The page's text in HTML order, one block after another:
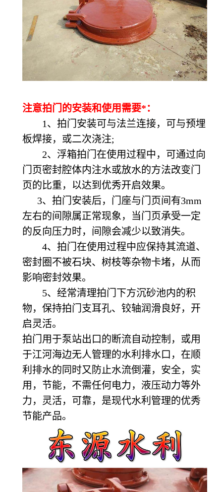
注意拍门的安装和使用需要*：
1、拍门安装可与法兰连接，可与预埋
板焊接，或二次浇注;
2、浮箱拍门在使用过程中，可通过向
门页密封腔体内注水或放水的方法改变门
页的比重，以达到优秀开启效果。
3、拍门安装后，门座与门页间有3mm
左右的间隙属正常现象，当门页承受一定
的反向压力时，间隙会减少以致消失。
4、拍门在使用过程中应保持其流道、
密封圈不被石块、树枝等杂物卡堵，从而
影响密封效果。
5、经常清理拍门下方沉砂池内的积
物，保持拍门支耳孔、铰轴润滑良好，开
启灵活。
拍门用于泵站出口的断流自动控制，或用
于江河海边无人管理的水利排水口，在顺
利排水的同时又防止水流倒灌，安全，实
用，节能，不需任何电力，液压动力等外
力，灵活，可靠，是现代水利管理的优秀
节能产品。